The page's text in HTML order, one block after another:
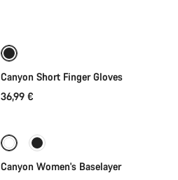
Canyon Short Finger Gloves
36,99 €
Canyon Women's Baselayer